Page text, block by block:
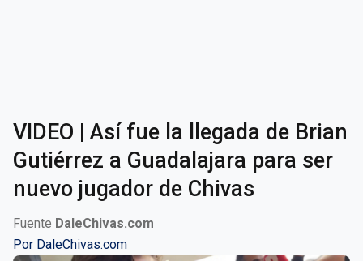
VIDEO | Así fue la llegada de Brian
Gutiérrez a Guadalajara para ser
nuevo jugador de Chivas
Fuente DaleChivas.com
Por DaleChivas.com